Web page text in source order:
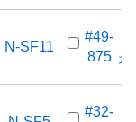
N-SF11
#49-
875 가
#32-